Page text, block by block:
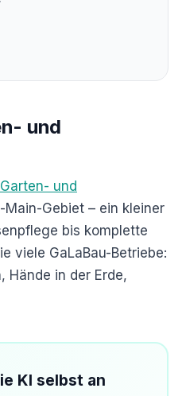
und
Garten- und
Main-Gebiet – ein kleiner
bis komplette
viele GaLaBau-Betriebe:
Hände in der Erde,
KI selbst an